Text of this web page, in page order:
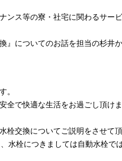
ンス等の寮・社宅に関わるサー
についてのお話を担当の杉井
。
全で快適な生活をお過ごし頂け
交換についてご説明をさせて頂
水栓につきましては自動水栓で